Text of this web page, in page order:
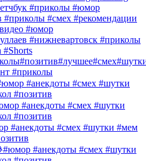
#приколы #юмор
#смех #рекомендации
#юмор
#нижневартовск #приколы
#Shorts
#приколы
#анекдоты #смех #шутки
#позитив
#анекдоты #смех #шутки
#позитив
#анекдоты #смех #шутки #мем
#анекдоты #смех #шутки